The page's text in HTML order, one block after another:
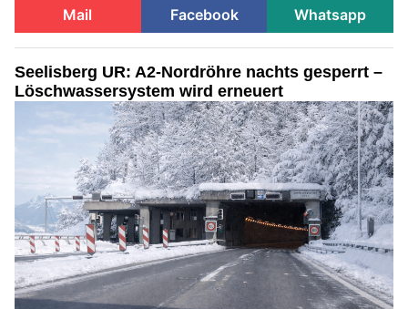
Mail
Facebook Whatsapp
Seelisberg UR: A2-Nordröhre nachts gesperrt –
Löschwassersystem wird erneuert